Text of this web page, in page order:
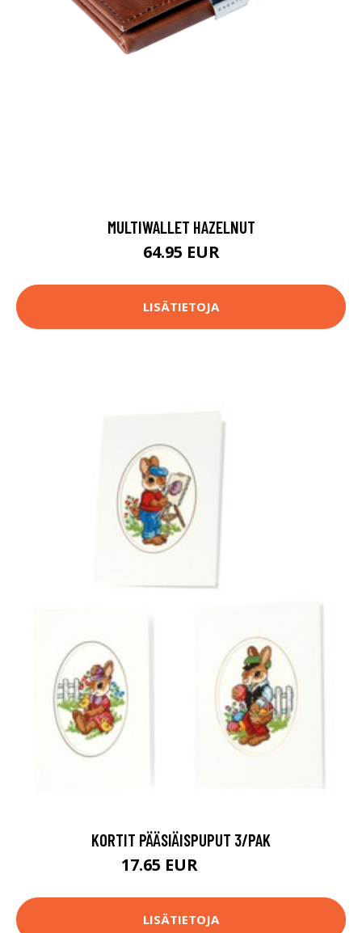
MULTIWALLET HAZELNUT
64.95 EUR
LISÄTIETOJA
KORTIT PÄÄSIÄISPUPUT 3/PAK
17.65 EUR
LISÄTIETOJA